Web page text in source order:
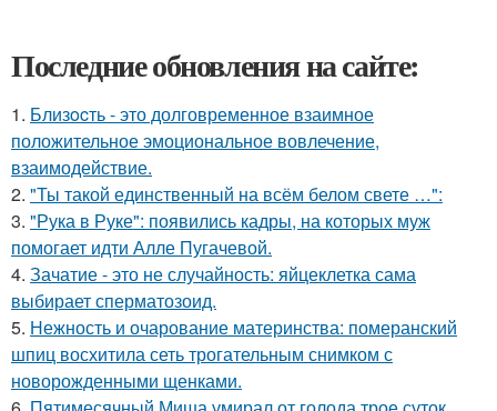
Последние обновления на сайте:
1. Близocть - это долговременное взаимное
положительное эмоциональное вовлечение,
взаимодействие.
2. "Ты такой единственный на всём белом свете …":
3. "Рука в Руке": появились кадры, на которых муж
помогает идти Алле Пугачевой.
4. Зачатие - это не случайность: яйцеклетка сама
выбирает сперматозоид.
5. Нежность и очарование материнства: померанский
шпиц восхитила сеть трогательным снимком с
новорожденными щенками.